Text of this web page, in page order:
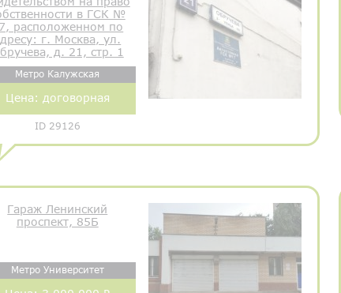
в ГСК №
расположенном по
г. Москва, ул.
д. 21, стр. 1
Метро Калужская
Цена: договорная
ID 29126
Гараж Ленинский
проспект, 85Б
Метро Университет